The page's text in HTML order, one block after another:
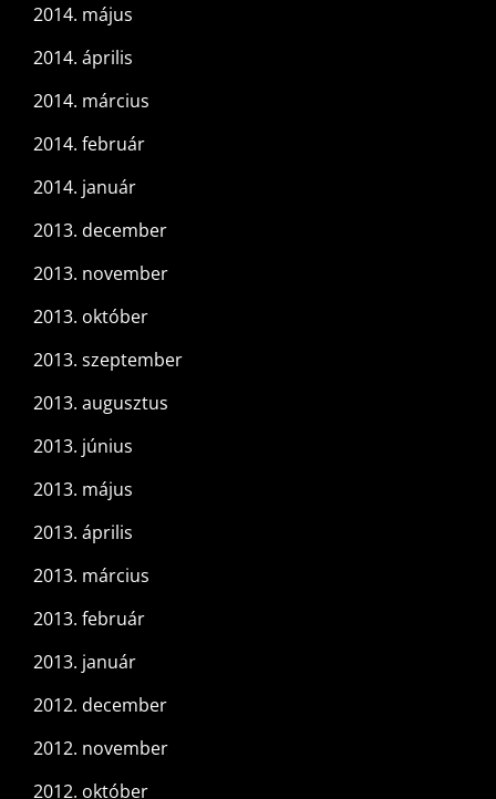
2014. május
2014. április
2014. március
2014. február
2014. január
2013. december
2013. november
2013. október
2013. szeptember
2013. augusztus
2013. június
2013. május
2013. április
2013. március
2013. február
2013. január
2012. december
2012. november
2012. október